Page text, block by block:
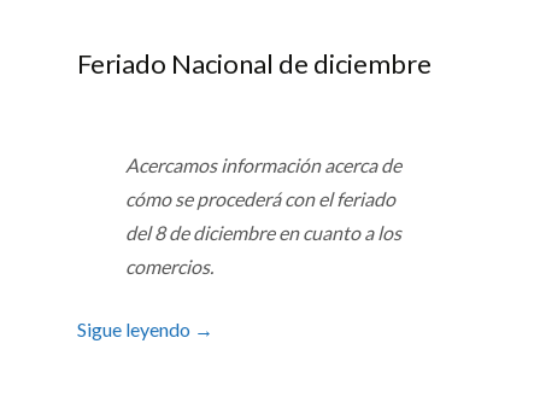
Feriado Nacional de diciembre
Acercamos información acerca de
cómo se procederá con el feriado
del 8 de diciembre en cuanto a los
comercios.
Sigue leyendo →